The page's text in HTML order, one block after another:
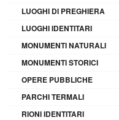
LUOGHI DI PREGHIERA
LUOGHI IDENTITARI
MONUMENTI NATURALI
MONUMENTI STORICI
OPERE PUBBLICHE
PARCHI TERMALI
RIONI IDENTITARI